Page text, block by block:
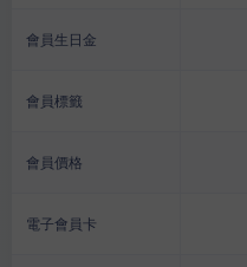
會員生日金
會員標籤
會員價格
電子會員卡